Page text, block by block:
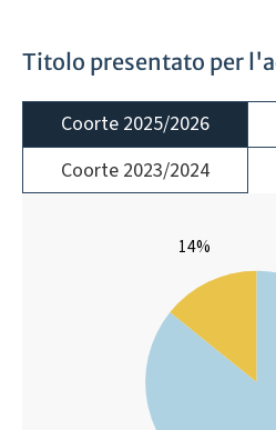
Titolo presentato per
Coorte 2025/2026
Coorte 2023/2024
14%